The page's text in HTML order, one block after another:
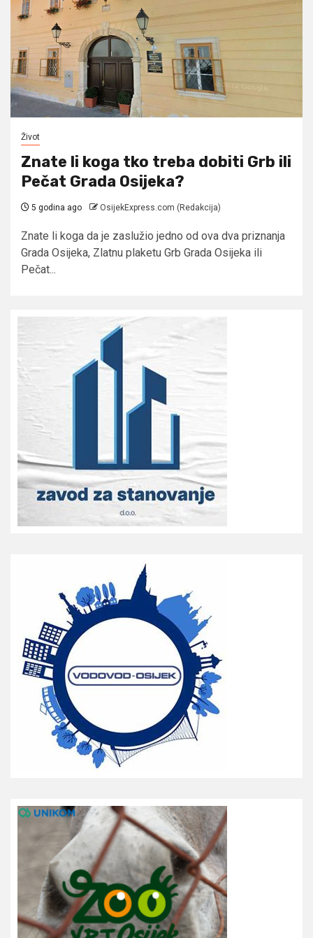
Život
Znate li koga tko treba dobiti Grb ili
Pečat Grada Osijeka?
5 godina ago OsijekExpress.com (Redakcija)
Znate li koga da je zaslužio jedno od ova dva priznanja
Grada Osijeka, Zlatnu plaketu Grb Grada Osijeka ili
Pečat...